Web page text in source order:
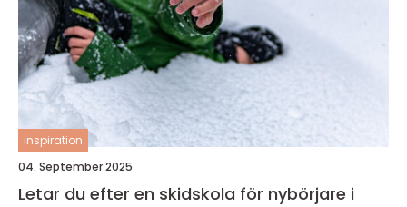
inspiration
04. September 2025
Letar du efter en skidskola för nybörjare i